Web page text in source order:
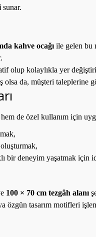
sunar.
kahve ocağı ile gelen bu
olup kolaylıkla yer
olsa da, müşteri taleplerine
de özel kullanım için
bir deneyim yaşatmak için
100 × 70 cm tezgâh alanı
özgün tasarım motifleri